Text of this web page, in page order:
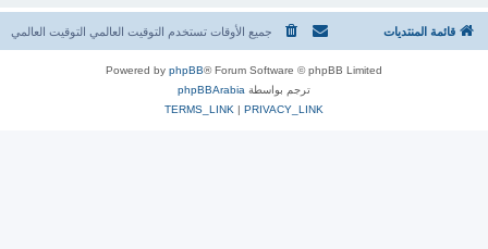
قائمة المنتديات جميع الأوقات تستخدم التوقيت العالمي التوقيت العالمي
Powered by phpBB® Forum Software © phpBB Limited
ترجم بواسطة phpBBArabia
PRIVACY_LINK
|
TERMS_LINK